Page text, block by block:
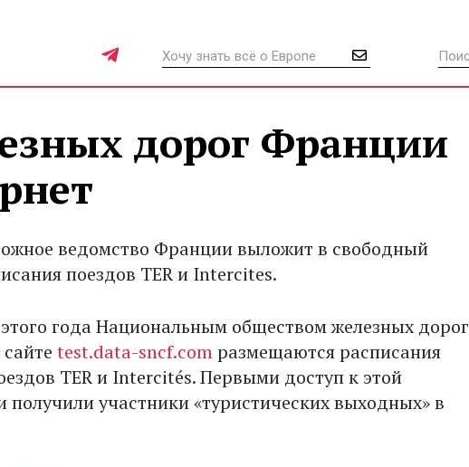
дорог Франции
ведомство Франции выложит в свободный
поездов TER и Intercites.
года Национальным обществом железных дорог
test.data-sncf.comразмещаются расписания
TER и Intercités. Первыми доступ к этой
участники «туристических выходных» в